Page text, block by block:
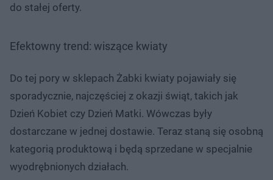
do stałej oferty.
Efektowny trend: wiszące kwiaty
Do tej pory w sklepach Żabki kwiaty pojawiały się
sporadycznie, najczęściej z okazji świąt, takich jak
Dzień Kobiet czy Dzień Matki. Wówczas były
dostarczane w jednej dostawie. Teraz staną się osobną
kategorią produktową i będą sprzedane w specjalnie
wyodrębnionych działach.